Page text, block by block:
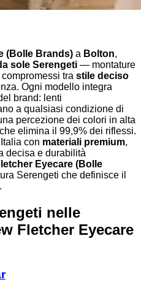
(Bolle Brands) a Bolton,
sole Serengeti — montature
tra stile deciso
Ogni modello integra
brand: lenti
a qualsiasi condizione di
percezione dei colori in alta
che elimina il 99,9% dei riflessi.
con materiali premium,
decisa e durabilità
Eyecare (Bolle
Serengeti che definisce il
nelle
Fletcher Eyecare